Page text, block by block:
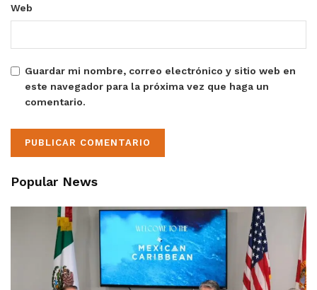
Web
Guardar mi nombre, correo electrónico y sitio web en
este navegador para la próxima vez que haga un
comentario.
Popular News